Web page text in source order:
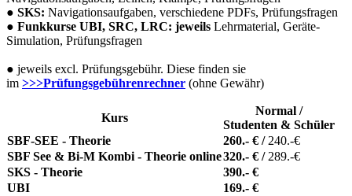
● SKS: Navigationsaufgaben, verschiedene PDFs, Prüfungsfragen
● Funkkurse UBI, SRC, LRC: jeweils Lehrmaterial, Geräte-
Simulation, Prüfungsfragen
● jeweils excl. Prüfungsgebühr. Diese finden sie
im >>>Prüfungsgebührenrechner (ohne Gewähr)
Kurs
Normal /
Studenten & Schüler
SBF-SEE - Theorie
260.- € /240.-€
SBF See & Bi-M Kombi - Theorie online320.- € / 289.-€
SKS - Theorie
390.- €
UBI
169.- €